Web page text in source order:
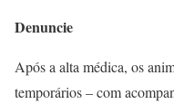
Denuncie
Após a alta médica, os
temporários – com